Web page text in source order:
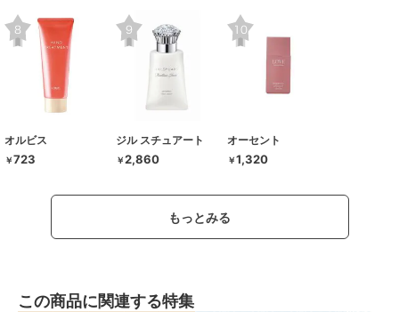
オルビス
￥723
ジル スチュアート
￥2,860
オーセント
￥1,320
もっとみる
この商品に関連する特集